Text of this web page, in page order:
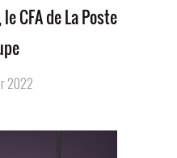
CFA de La Poste
2022